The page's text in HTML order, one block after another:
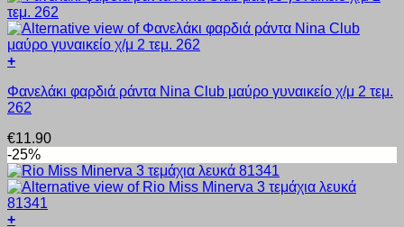
προϊόντος
παραλλαγές.
Οι
επιλογές
μπορούν
επιλεγούν
στη
του
προϊόντος
+
το
προϊόν
πολλαπλές
παραλλαγές.
Οι
επιλογές
μπορούν
να
Φανελάκι φαρδιά ράντα Nina Club μαύρο γυναικείο χ/μ 2 τεμ.
262
€11.90
-25%
+